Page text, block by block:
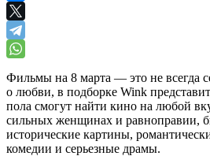
Фильмы на 8 марта — это не всегда
о любви, в подборке Wink
пола смогут найти кино на любой
сильных женщинах и равноправии,
исторические картины,
комедии и серьезные драмы.